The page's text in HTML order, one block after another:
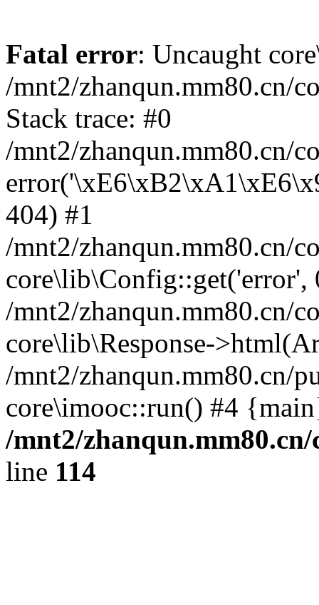
Fatal error: Uncaught
/mnt2/zhanqun.mm80.cn/
Stack trace: #0
/mnt2/zhanqun.mm80.cn/
404) #1
/mnt2/zhanqun.mm80.cn/
core\lib\Config::get('error',
/mnt2/zhanqun.mm80.cn/
core\lib\Response-
/mnt2/zhanqun.mm80.cn/
core\imooc::run() #4
/mnt2/
line 114